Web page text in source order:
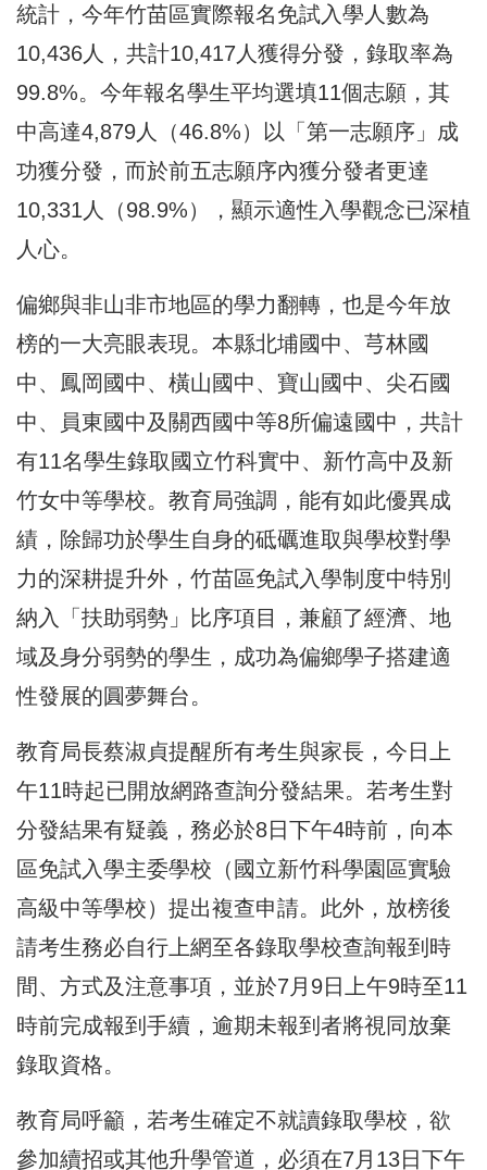
統計，今年竹苗區實際報名免試入學人數為
10,436人，共計10,417人獲得分發，錄取率為
99.8%。今年報名學生平均選填11個志願，其
中高達4,879人（46.8%）以「第一志願序」成
功獲分發，而於前五志願序內獲分發者更達
10,331人（98.9%），顯示適性入學觀念已深植
人心。
偏鄉與非山非市地區的學力翻轉，也是今年放
榜的一大亮眼表現。本縣北埔國中、芎林國
中、鳳岡國中、橫山國中、寶山國中、尖石國
中、員東國中及關西國中等8所偏遠國中，共計
有11名學生錄取國立竹科實中、新竹高中及新
竹女中等學校。教育局強調，能有如此優異成
績，除歸功於學生自身的砥礪進取與學校對學
力的深耕提升外，竹苗區免試入學制度中特別
納入「扶助弱勢」比序項目，兼顧了經濟、地
域及身分弱勢的學生，成功為偏鄉學子搭建適
性發展的圓夢舞台。
教育局長蔡淑貞提醒所有考生與家長，今日上
午11時起已開放網路查詢分發結果。若考生對
分發結果有疑義，務必於8日下午4時前，向本
區免試入學主委學校（國立新竹科學園區實驗
高級中等學校）提出複查申請。此外，放榜後
請考生務必自行上網至各錄取學校查詢報到時
間、方式及注意事項，並於7月9日上午9時至11
時前完成報到手續，逾期未報到者將視同放棄
錄取資格。
教育局呼籲，若考生確定不就讀錄取學校，欲
參加續招或其他升學管道，必須在7月13日下午